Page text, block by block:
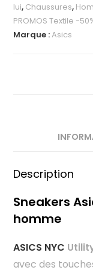
lui, Chaussures,
PROMOS Textile -
Marque :Asics
Description
Sneakers
homme
ASICS NYC
avec des